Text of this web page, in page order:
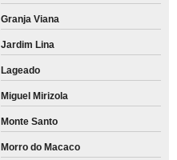
Granja Viana
Jardim Lina
Lageado
Miguel Mirizola
Monte Santo
Morro do Macaco